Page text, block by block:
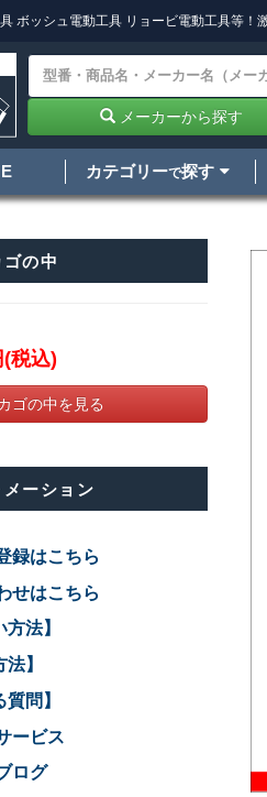
ボッシュ電動工具 リョービ電動工具等！
メーカーから探す
カテゴリーで探す
の中
(税込)
ゴの中を見る
ーション
録はこちら
せはこちら
方法】
法】
質問】
ービス
ログ